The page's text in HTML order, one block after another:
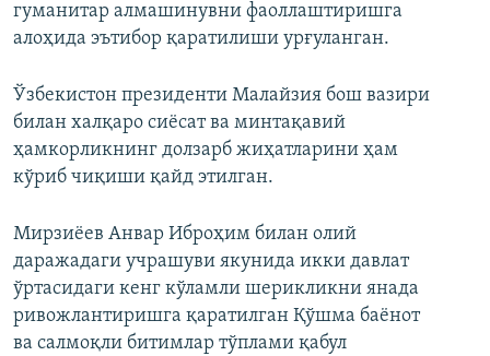
гуманитар алмашинувни фаоллаштиришга
алоҳида эътибор қаратилиши урғуланган.
Ўзбекистон президенти Малайзия бош вазири
билан халқаро сиёсат ва минтақавий
ҳамкорликнинг долзарб жиҳатларини ҳам
кўриб чиқиши қайд этилган.
Мирзиёев Анвар Иброҳим билан олий
даражадаги учрашуви якунида икки давлат
ўртасидаги кенг кўламли шерикликни янада
ривожлантиришга қаратилган Қўшма баёнот
ва салмоқли битимлар тўплами қабул